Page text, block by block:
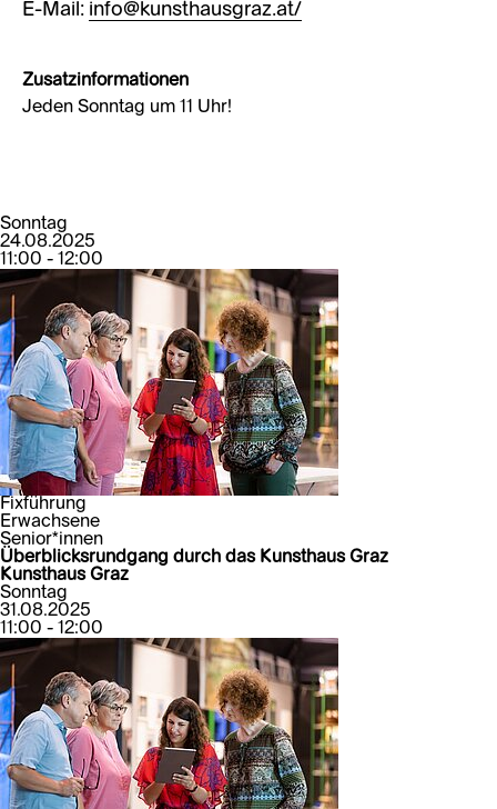
E-Mail: info@kunsthausgraz.at/
Zusatzinformationen
Jeden Sonntag um 11 Uhr!
Sonntag
24.08.2025
11:00 - 12:00
Fixführung
Erwachsene
Senior*innen
Überblicksrundgang durch das Kunsthaus Graz
Kunsthaus Graz
Sonntag
31.08.2025
11:00 - 12:00